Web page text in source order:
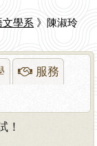
學系 》陳淑玲
服務
！